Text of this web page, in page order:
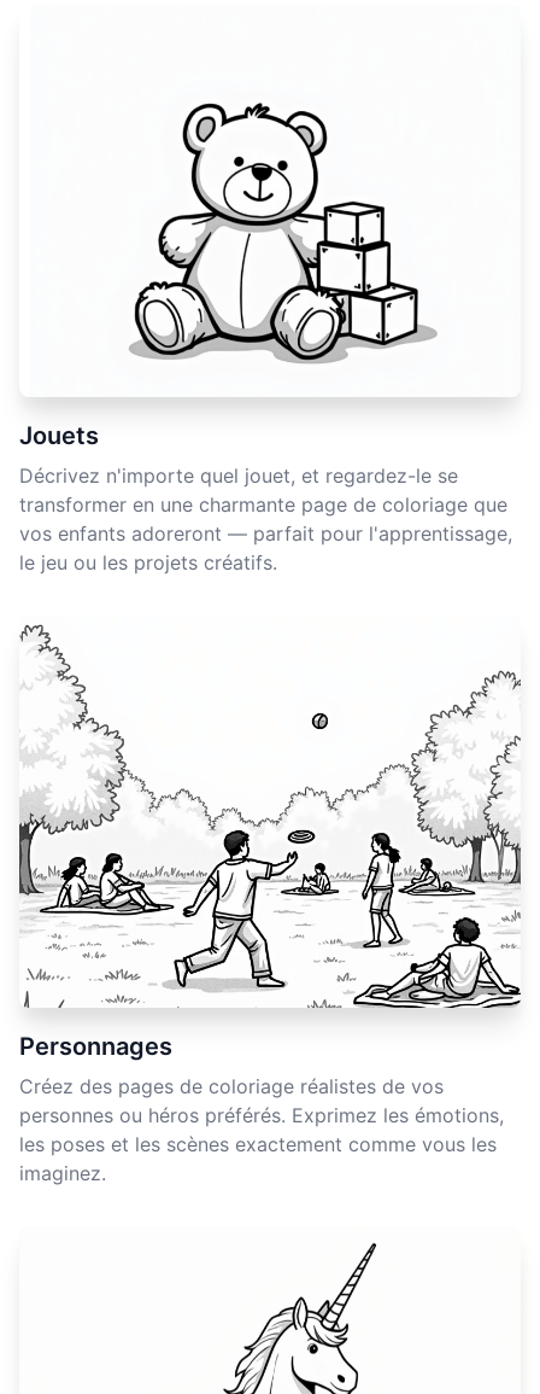
Jouets
Décrivez n'importe quel jouet, et regardez-le se
transformer en une charmante page de coloriage que
vos enfants adoreront — parfait pour l'apprentissage,
le jeu ou les projets créatifs.
Personnages
Créez des pages de coloriage réalistes de vos
personnes ou héros préférés. Exprimez les émotions,
les poses et les scènes exactement comme vous les
imaginez.